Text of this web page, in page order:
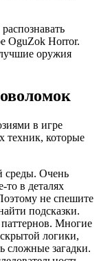
OguZok Horror.
оружия
в игре
техник, которые
среды. Очень
то в деталях
не спешите
подсказки.
Многие
логики,
сложные загадки.